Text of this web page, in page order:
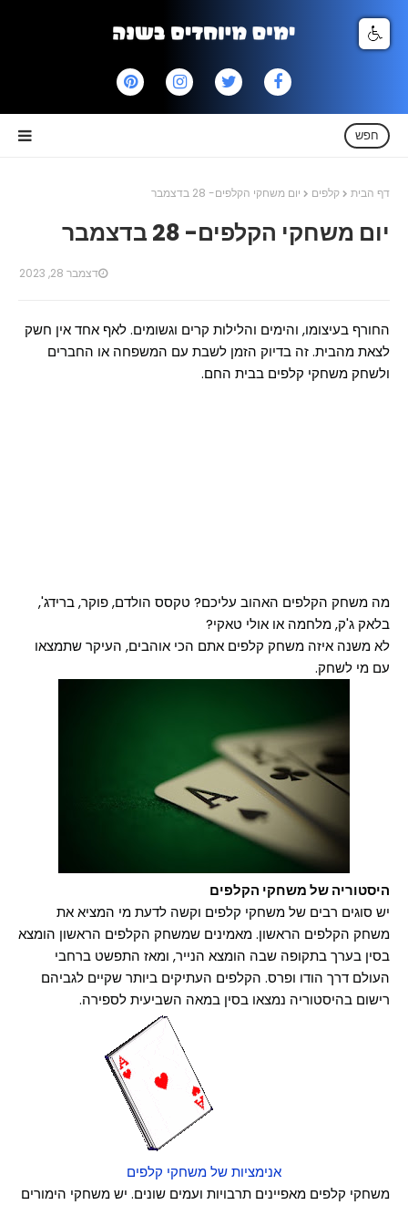
חפש
דף הבית קלפים יום משחקי הקלפים- 28 בדצמבר
יום משחקי הקלפים- 28 בדצמבר
דצמבר 28, 2023
החורף בעיצומו, והימים והלילות קרים וגשומים. לאף אחד אין חשק
לצאת מהבית. זה בדיוק הזמן לשבת עם המשפחה או החברים
ולשחק משחקי קלפים בבית החם.
מה משחק הקלפים האהוב עליכם? טקסס הולדם, פוקר, ברידג',
בלאק ג'ק, מלחמה או אולי טאקי?
לא משנה איזה משחק קלפים אתם הכי אוהבים, העיקר שתמצאו
עם מי לשחק.
היסטוריה של משחקי הקלפים
יש סוגים רבים של משחקי קלפים וקשה לדעת מי המציא את
משחק הקלפים הראשון. מאמינים שמשחק הקלפים הראשון הומצא
בסין בערך בתקופה שבה הומצא הנייר, ומאז התפשט ברחבי
העולם דרך הודו ופרס. הקלפים העתיקים ביותר שקיים לגביהם
רישום בהיסטוריה נמצאו בסין במאה השביעית לספירה.
אנימציות של משחקי קלפים
משחקי קלפים מאפיינים תרבויות ועמים שונים. יש משחקי הימורים